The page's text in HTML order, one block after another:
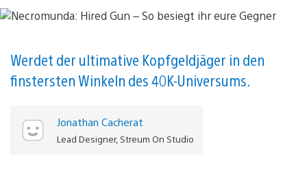
Werdet der ultimative Kopfgeldjäger in den
finstersten Winkeln des 40K-Universums.
Jonathan Cacherat
Lead Designer, Streum On Studio